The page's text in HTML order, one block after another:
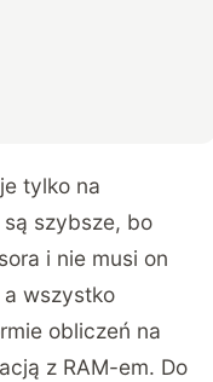
tylko na
szybsze, bo
i nie musi on
wszystko
obliczeń na
z RAM-em. Do